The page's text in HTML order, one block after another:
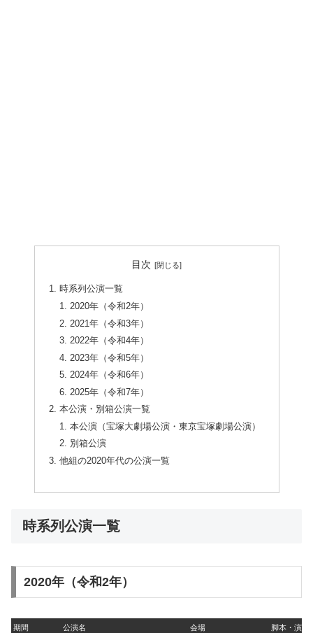
目次
時系列公演一覧
2020年（令和2年）
2021年（令和3年）
2022年（令和4年）
2023年（令和5年）
2024年（令和6年）
2025年（令和7年）
本公演・別箱公演一覧
本公演（宝塚大劇場公演・東京宝塚劇場公演）
別箱公演
他組の2020年代の公演一覧
時系列公演一覧
2020年（令和2年）
期間 公演名 会場 脚本・演出